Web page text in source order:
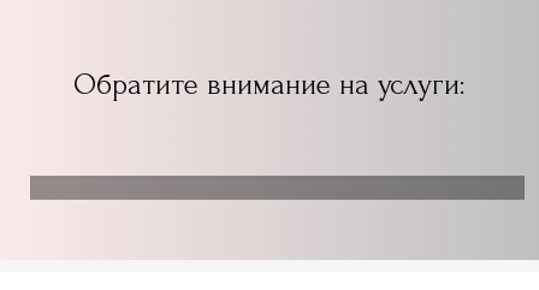
Обратите внимание на услуги: